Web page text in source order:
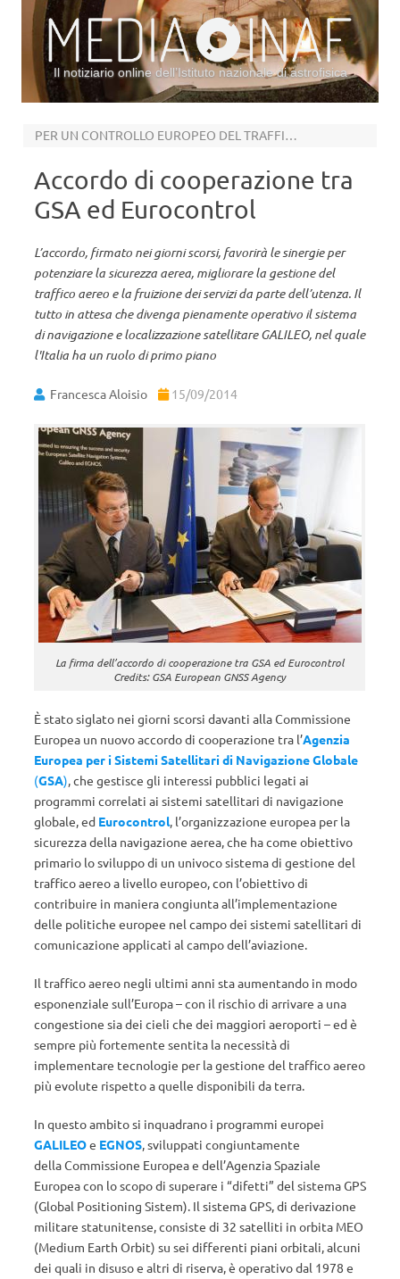
Il notiziario online dell’Istituto nazionale di astrofisica
PER UN CONTROLLO EUROPEO DEL TRAFFICO AEREO
Accordo di cooperazione tra
GSA ed Eurocontrol
L’accordo, firmato nei giorni scorsi, favorirà le sinergie per
potenziare la sicurezza aerea, migliorare la gestione del
traffico aereo e la fruizione dei servizi da parte dell’utenza. Il
tutto in attesa che divenga pienamente operativo il sistema
di navigazione e localizzazione satellitare GALILEO, nel quale
l'Italia ha un ruolo di primo piano
Francesca Aloisio 15/09/2014
La firma dell’accordo di cooperazione tra GSA ed Eurocontrol
Credits: GSA European GNSS Agency
È stato siglato nei giorni scorsi davanti alla Commissione
Europea un nuovo accordo di cooperazione tra l’Agenzia
Europea per i Sistemi Satellitari di Navigazione Globale
(GSA), che gestisce gli interessi pubblici legati ai
programmi correlati ai sistemi satellitari di navigazione
globale, ed Eurocontrol, l’organizzazione europea per la
sicurezza della navigazione aerea, che ha come obiettivo
primario lo sviluppo di un univoco sistema di gestione del
traffico aereo a livello europeo, con l’obiettivo di
contribuire in maniera congiunta all’implementazione
delle politiche europee nel campo dei sistemi satellitari di
comunicazione applicati al campo dell’aviazione.
Il traffico aereo negli ultimi anni sta aumentando in modo
esponenziale sull’Europa – con il rischio di arrivare a una
congestione sia dei cieli che dei maggiori aeroporti – ed è
sempre più fortemente sentita la necessità di
implementare tecnologie per la gestione del traffico aereo
più evolute rispetto a quelle disponibili da terra.
In questo ambito si inquadrano i programmi europei
GALILEOe EGNOS, sviluppati congiuntamente
della Commissione Europea e dell’Agenzia Spaziale
Europea con lo scopo di superare i “difetti” del sistema GPS
(Global Positioning Sistem). Il sistema GPS, di derivazione
militare statunitense, consiste di 32 satelliti in orbita MEO
(Medium Earth Orbit) su sei differenti piani orbitali, alcuni
dei quali in disuso e altri di riserva, è operativo dal 1978 e